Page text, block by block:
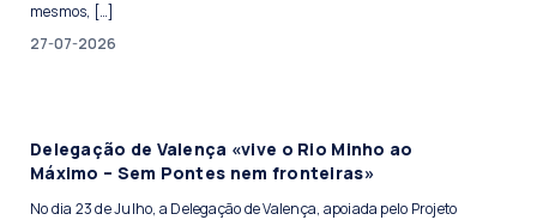
mesmos, […]
27-07-2026
Delegação de Valença «vive o Rio Minho ao
Máximo – Sem Pontes nem fronteiras»
No dia 23 de Julho, a Delegação de Valença, apoiada pelo Projeto